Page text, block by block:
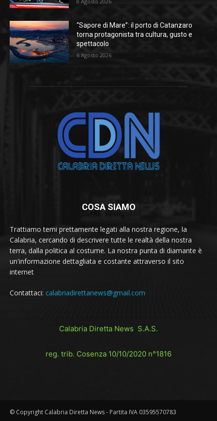
“Sapore di Mare”: il porto di Catanzaro
torna protagonista tra cultura, gusto e
spettacolo
6 Agosto 2026
COSA SIAMO
Trattiamo temi prettamente legati alla nostra regione, la
Calabria, cercando di descrivere tutte le realtà della nostra
terra, dalla politica al costume. La nostra punta di diamante è
un'informazione dettagliata e costante attraverso il sito
internet
Contattaci: calabriadirettanews@gmail.com
Calabria Diretta News S.A.S.
reg. trib. Cosenza 10/10/2020 n°1816
© Copyright Calabria Diretta News - Partita IVA 03595570783